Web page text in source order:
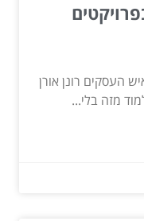
העסקים רונן אורן
מזה בלי...